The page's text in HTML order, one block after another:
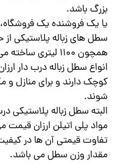
بزرگ باشد.
یا یک فروشنده یک فروشگاه، سطل زباله 770
سطل های زباله پلاستیکی
همچون 1100 لیتری ساخته می شوند.
انواع سطل زباله درب دار
کوچک دارند و برای منازل
شوند.
البته سطل زباله پلاستیکی
مواد پلی اتیلن ارزان قیمت
تفاوت قیمتی آن ها در
مقدار وزن سطل می باشد.